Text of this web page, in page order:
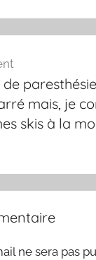
de
mais, je
skis à la
ne sera pas